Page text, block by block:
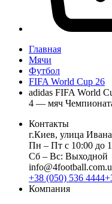
Главная
Мячи
Футбол
FIFA World Cup 26
adidas FIFA World
4 — мяч
Контакты
г.Киев, улица
Пн ‒ Пт с 10:00 до
Сб ‒ Вс: Выходной
+38 (050) 536 4444
Компания